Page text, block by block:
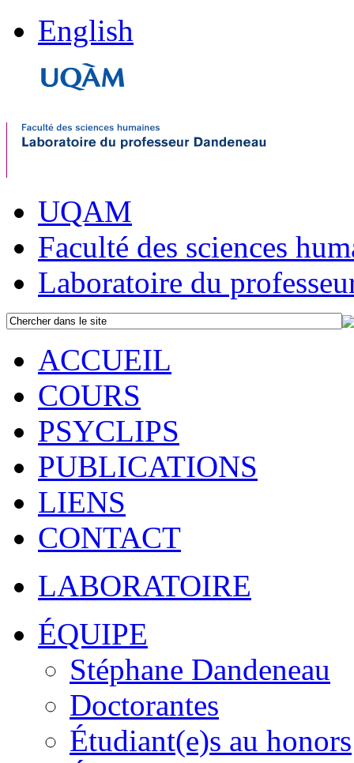
English
UQAM
Faculté des sciences
Laboratoire du
ACCUEIL
COURS
PSYCLIPS
PUBLICATIONS
LIENS
CONTACT
LABORATOIRE
ÉQUIPE
Stéphane Dandeneau
Doctorantes
Étudiant(e)s au honors